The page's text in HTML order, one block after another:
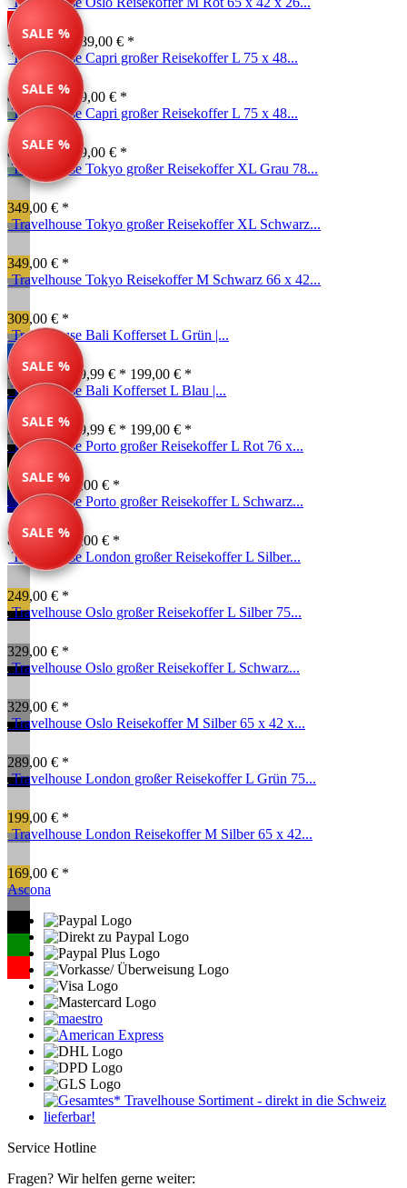
SALE %
249,00 € * 289,00 € *
SALE %
Travelhouse Capri großer Reisekoffer L 75 x 48...
89,99 € *189,00 € *
SALE %
Travelhouse Capri großer Reisekoffer L 75 x 48...
89,99 € *189,00 € *
Travelhouse Tokyo großer Reisekoffer XL Grau 78...
349,00 € *
Travelhouse Tokyo großer Reisekoffer XL Schwarz...
349,00 € *
Travelhouse Tokyo Reisekoffer M Schwarz 66 x 42...
309,00 € *
SALE %
Travelhouse Bali Kofferset L Grün |...
Farben ab: 79,99 € * 199,00 € *
SALE %
Travelhouse Bali Kofferset L Blau |...
Farben ab: 79,99 € * 199,00 € *
SALE %
Travelhouse Porto großer Reisekoffer L Rot 76 x...
89,99 € *99,00 € *
SALE %
Travelhouse Porto großer Reisekoffer L Schwarz...
89,99 € *99,00 € *
Travelhouse London großer Reisekoffer L Silber...
249,00 € *
Travelhouse Oslo großer Reisekoffer L Silber 75...
329,00 € *
Travelhouse Oslo großer Reisekoffer L Schwarz...
329,00 € *
Travelhouse Oslo Reisekoffer M Silber 65 x 42 x...
289,00 € *
Travelhouse London großer Reisekoffer L Grün 75...
199,00 € *
Travelhouse London Reisekoffer M Silber 65 x 42...
169,00 € *
Ascona
Service Hotline
Fragen? Wir helfen gerne weiter: